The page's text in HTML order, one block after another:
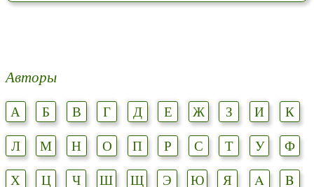
Авторы
А Б В Г Д Е Ж З И
К
Л
М Н О П Р С Т У
Ф
Х
Ц Ч Ш Щ Э Ю Я A
B